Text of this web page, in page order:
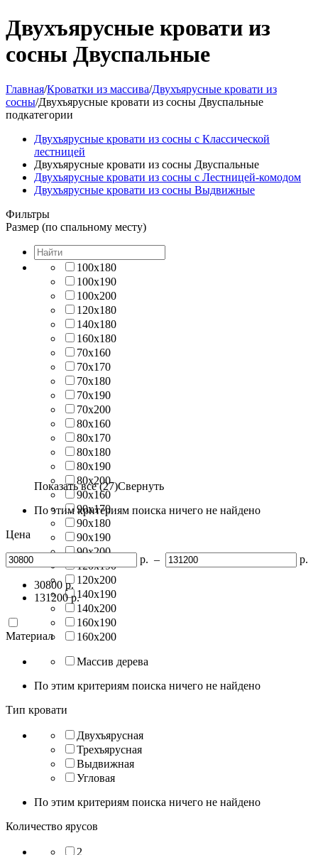
Двухъярусные кровати из
сосны Двуспальные
Главная/Кроватки из массива/Двухъярусные кровати из
сосны/Двухъярусные кровати из сосны Двуспальные
подкатегории
Двухъярусные кровати из сосны с Классической
лестницей
Двухъярусные кровати из сосны Двуспальные
Двухъярусные кровати из сосны с Лестницей-комодом
Двухъярусные кровати из сосны Выдвижные
Фильтры
Размер (по спальному месту)
100х180
100х190
100х200
120х180
140х180
160х180
70х160
70х170
70х180
70х190
70х200
80х160
80х170
80х180
80х190
80х200
90х160
90х170
90х180
90х190
90х200
120х190
120х200
140х190
140х200
160х190
160х200
Показать все (27)Свернуть
По этим критериям поиска ничего не найдено
Цена
р. – р.
30800 р.
131200р.
Материал
Массив дерева
По этим критериям поиска ничего не найдено
Тип кровати
Двухъярусная
Трехъярусная
Выдвижная
Угловая
По этим критериям поиска ничего не найдено
Количество ярусов
2